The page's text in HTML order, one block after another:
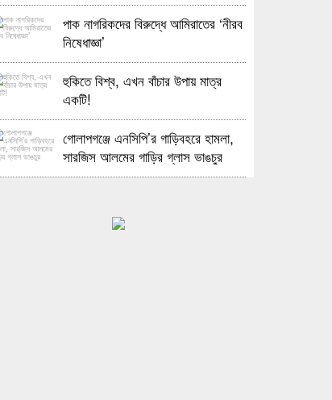
পাক নাগরিকদের বিরুদ্ধে আমিরাতের ‘নীরব
নিষেধাজ্ঞা’
হুকিতে বিশ্ব, এখন বাঁচার উপায় মাত্র
একটি!
গোলাপগঞ্জে এনসিপি’র গাড়িবহরে হামলা,
সারজিস আলমের গাড়ির গ্লাস ভাঙচুর